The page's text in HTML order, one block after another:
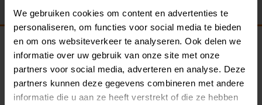
We gebruiken cookies om content en advertenties te
personaliseren, om functies voor social media te bieden
en om ons websiteverkeer te analyseren. Ook delen we
informatie over uw gebruik van onze site met onze
partners voor social media, adverteren en analyse. Deze
partners kunnen deze gegevens combineren met andere
informatie die u aan ze heeft verstrekt of die ze hebben
Programma van: